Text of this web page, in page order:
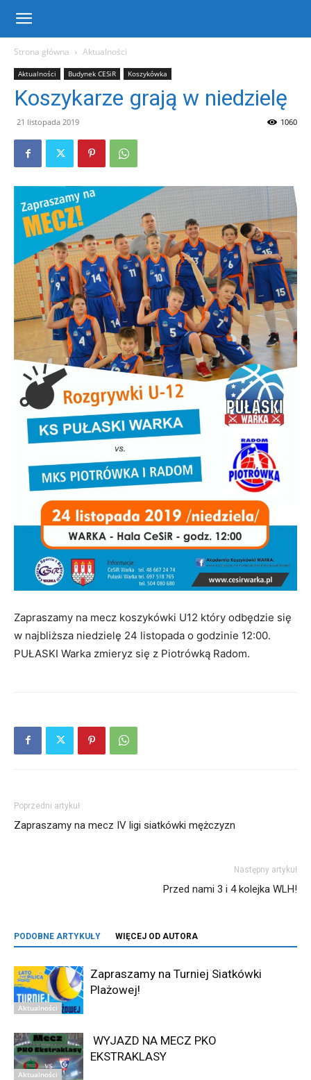
Centrum
Sportu
Warce
Strona główna Aktualności
Aktualności Budynek CESiR Koszykówka
Koszykarze grają w niedzielę
21 listopada 2019 1060
Zapraszamy na mecz koszykówki U12 który odbędzie się
w najbliższa niedzielę 24 listopada o godzinie 12:00.
PUŁASKI Warka zmieryz się z Piotrówką Radom.
Poprzedni artykuł
Zapraszamy na mecz IV ligi siatkówki mężczyzn
Następny artykuł
Przed nami 3 i 4 kolejka WLH!
PODOBNE ARTYKUŁY WIĘCEJ OD AUTORA
Aktualności
Zapraszamy na Turniej Siatkówki
Plażowej!
Aktualności
WYJAZD NA MECZ PKO
EKSTRAKLASY